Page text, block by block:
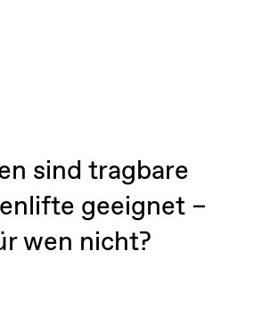
sind tragbare
geeignet –
wen nicht?